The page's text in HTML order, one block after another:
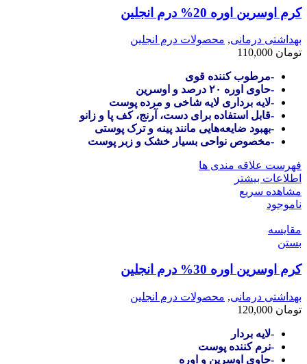
کرم اوسرین اوره 20% درم انجلین
بهداشتی درمانی, محصولات درم انجلین
تومان
-مرطوب کننده قوی
-حاوی اوره ۲۰ درصد و اوسرین
-لایه برداری لایه شاخی و مرده پوست
-قابل استفاده برای دست، آرنج، کف پا و زانو
-بهبود ضایعه‌هایی مانند پینه و ترک پوستی
-مخصوص نواحی بسیار خشک و زبر پوست
فهرست علاقه مندی ها
اطلاعات بیشتر
مشاهده سریع
ناموجود
مقایسه
بستن
کرم اوسرین اوره 30% درم انجلین
بهداشتی درمانی, محصولات درم انجلین
تومان
-لایه بردار
-نرم کننده پوست
-حاوی اوسرین و اوره